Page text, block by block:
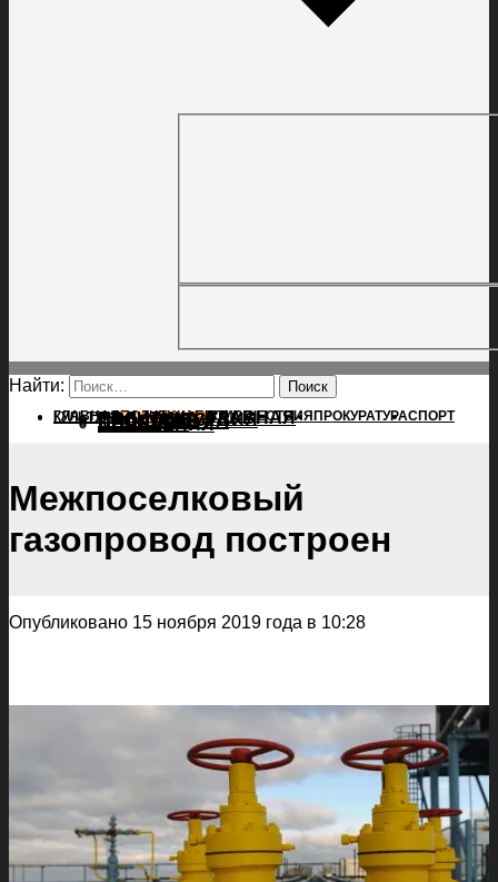
Найти:
ГЛАВНАЯПОЛИТИКАПРОИСШЕСТВИЯ ПРОКУРАТУРАСПОРТ
КУЛЬТУРАПОСЕЛЕНИЯГЛАВНАЯ
ПОЛИТИКА
ПРОИСШЕСТВИЯ
ПРОКУРАТУРА
СПОРТ
КУЛЬТУРА
ПОСЕЛЕНИЯ
Межпоселковый
газопровод построен
Опубликовано 15 ноября 2019 года в 10:28